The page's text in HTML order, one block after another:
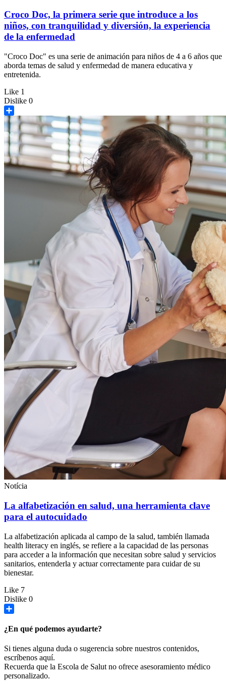
Croco Doc, la primera serie que introduce a los
niños, con tranquilidad y diversión, la experiencia
de la enfermedad
"Croco Doc" es una serie de animación para niños de 4 a 6 años que
aborda temas de salud y enfermedad de manera educativa y
entretenida.
Like 1
Dislike 0
Share
Notícia
La alfabetización en salud, una herramienta clave
para el autocuidado
La alfabetización aplicada al campo de la salud, también llamada
health literacy en inglés, se refiere a la capacidad de las personas
para acceder a la información que necesitan sobre salud y servicios
sanitarios, entenderla y actuar correctamente para cuidar de su
bienestar.
Like 7
Dislike 0
¿En qué podemos ayudarte?
Si tienes alguna duda o sugerencia sobre nuestros contenidos,
escríbenos aquí.
Recuerda que la Escola de Salut no ofrece asesoramiento médico
personalizado.